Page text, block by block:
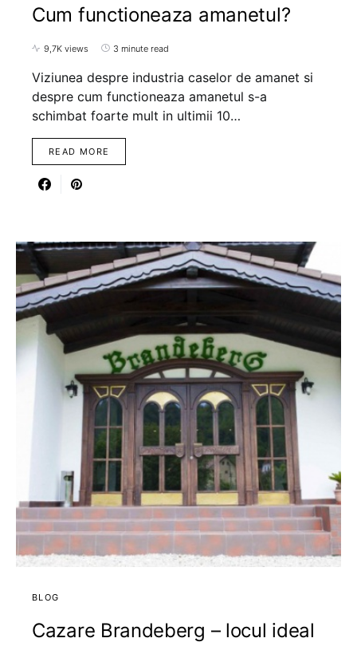
Cum functioneaza amanetul?
9,7K views 3 minute read
Viziunea despre industria caselor de amanet si
despre cum functioneaza amanetul s-a
schimbat foarte mult in ultimii 10…
READ MORE
BLOG
Cazare Brandeberg – locul ideal